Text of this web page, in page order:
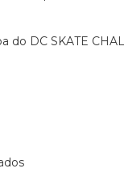
do DC SKATE